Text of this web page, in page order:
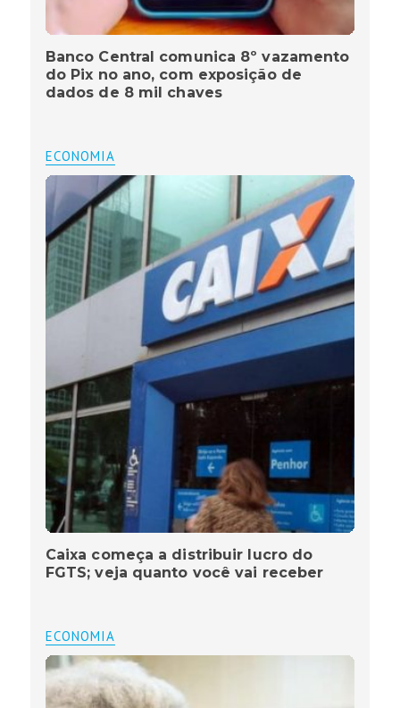
Banco Central comunica 8º vazamento
do Pix no ano, com exposição de
dados de 8 mil chaves
ECONOMIA
Caixa começa a distribuir lucro do
FGTS; veja quanto você vai receber
ECONOMIA